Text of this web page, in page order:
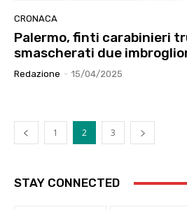
CRONACA
Palermo, finti carabinieri
smascherati due
Redazione - 15/04/2025
1 2 3
STAY CONNECTED